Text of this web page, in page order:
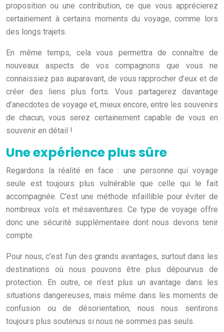
proposition ou une contribution, ce que vous apprécierez
certainement à certains moments du voyage, comme lors
des longs trajets.
En même temps, cela vous permettra de connaître de
nouveaux aspects de vos compagnons que vous ne
connaissiez pas auparavant, de vous rapprocher d’eux et de
créer des liens plus forts. Vous partagerez davantage
d’anecdotes de voyage et, mieux encore, entre les souvenirs
de chacun, vous serez certainement capable de vous en
souvenir en détail !
Une expérience plus sûre
Regardons la réalité en face : une personne qui voyage
seule est toujours plus vulnérable que celle qui le fait
accompagnée. C’est une méthode infaillible pour éviter de
nombreux vols et mésaventures. Ce type de voyage offre
donc une sécurité supplémentaire dont nous devons tenir
compte.
Pour nous, c’est l’un des grands avantages, surtout dans les
destinations où nous pouvons être plus dépourvus de
protection. En outre, ce n’est plus un avantage dans les
situations dangereuses, mais même dans les moments de
confusion ou de désorientation, nous nous sentirons
toujours plus soutenus si nous ne sommes pas seuls.